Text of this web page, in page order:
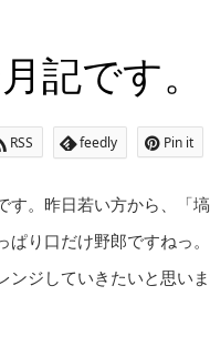
記です。
RSS feedly Pin it
す。昨日若い方から、「
ぱり口だけ野郎ですねっ
ンジしていきたいと思い